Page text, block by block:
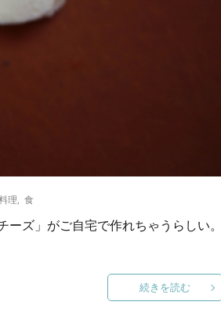
理 食
ズ」がご自宅で作れちゃうらしい。
続きを読む